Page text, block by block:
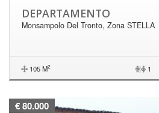
DEPARTAMENTO
Monsampolo Del Tronto, Zona STELLA
105 M2 | 1
€ 80.000